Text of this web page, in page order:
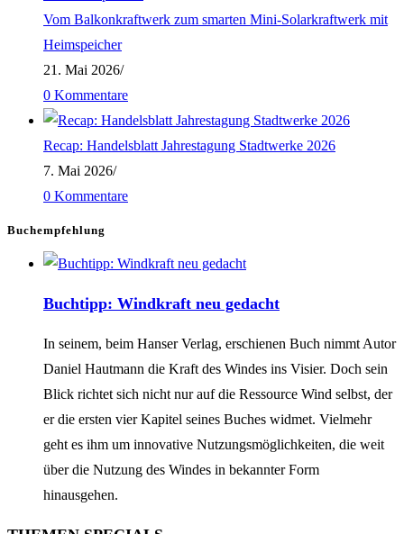
Anwendungen
für
die
digitale
Energiewirtschaft
Vom Balkonkraftwerk zum smarten Mini-Solarkraftwerk mit
Heimspeicher
21. Mai 2026/
0 Kommentare
Recap: Handelsblatt Jahrestagung Stadtwerke 2026
7. Mai 2026/
0 Kommentare
Buchempfehlung
Buchtipp: Windkraft neu gedacht
In seinem, beim Hanser Verlag, erschienen Buch nimmt Autor
Daniel Hautmann die Kraft des Windes ins Visier. Doch sein
Blick richtet sich nicht nur auf die Ressource Wind selbst, der
er die ersten vier Kapitel seines Buches widmet. Vielmehr
geht es ihm um innovative Nutzungsmöglichkeiten, die weit
über die Nutzung des Windes in bekannter Form
hinausgehen.